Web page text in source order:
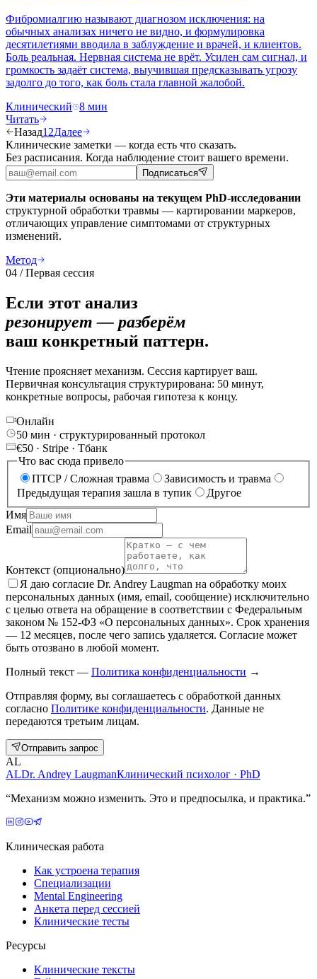
Фибромиалгию называют диагнозом исключения: на
обычных анализах ничего не видно, и формулировка
десятилетиями вводила в заблуждение и врачей, и клиентов.
Боль реальная. Нервная система не врёт. Усилен сам сигнал, и
громкость задаёт система, выучившая предсказывать угрозу
задолго до того, как боль стала главной жалобой.
Клинический
8 мин
Читать
Назад1 2Далее
Клинические заметки — когда есть что сказать.
Без расписания. Когда наблюдение стоит вашего времени.
Подписаться
Эти материалы основаны на текущем PhD-исследовании
структурной обработки травмы — картировании маркеров,
отличающих управление симптомами от структурных
изменений.
Метод
04 / Первая сессия
Если этот анализ
резонирует — разберём
ваш конкретный паттерн.
Чтение проясняет механизм. Сессия картирует ваш.
Первичная консультация структурирована: 50 минут,
конкретные вопросы, рабочая гипотеза к концу.
Онлайн
50 мин · структурированный протокол
€50 · Stripe · Тбанк
Что вас сюда привело
ПТСР / Сложная травма
Зависимость и травма
Предыдущая терапия зашла в тупик
Другое
Имя
Email
Контекст (опционально)
Я даю согласие Dr. Andrey Laugman на обработку моих
персональных данных (имя, email, сообщение) исключительно
с целью ответа на обращение в соответствии с Федеральным
законом № 152-ФЗ «О персональных данных». Срок хранения
— 12 месяцев, после чего запись удаляется. Согласие может
быть отозвано в любой момент.
Полный текст — Политика конфиденциальности →
Отправляя форму, вы соглашаетесь с обработкой данных
согласно Политике конфиденциальности. Данные не
передаются третьим лицам.
Отправить запрос
AL
ALDr. Andrey LaugmanКлинический психолог · PhD
“Механизм можно изменить. Это и предпосылка, и практика.”
Клиническая работа
Как устроена терапия
Специализации
Mental Engineering
Анкета перед сессией
Клинические тесты
Ресурсы
Клинические тексты